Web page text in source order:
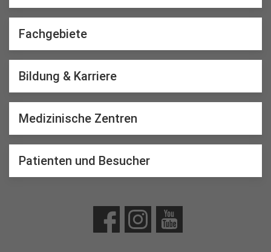
Fachgebiete
Bildung & Karriere
Medizinische Zentren
Patienten und Besucher